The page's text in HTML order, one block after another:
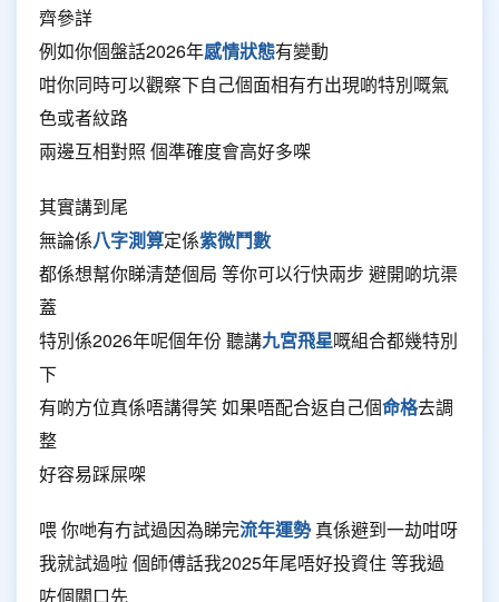
齊參詳
例如你個盤話2026年感情狀態有變動
咁你同時可以觀察下自己個面相有冇出現啲特別嘅氣
色或者紋路
兩邊互相對照 個準確度會高好多㗎
其實講到尾
無論係八字測算定係紫微鬥數
都係想幫你睇清楚個局 等你可以行快兩步 避開啲坑渠
蓋
特別係2026年呢個年份 聽講九宮飛星嘅組合都幾特別
下
有啲方位真係唔講得笑 如果唔配合返自己個命格去調
整
好容易踩屎㗎
喂 你哋有冇試過因為睇完流年運勢真係避到一劫咁呀
我就試過啦 個師傅話我2025年尾唔好投資住 等我過
咗個關口先